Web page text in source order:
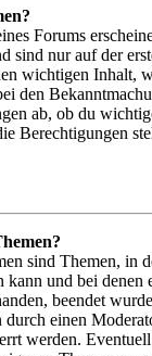
Forums
sind nur auf der
wichtigen Inhalt,
den
ab, ob du
Berechtigungen
sind Themen, in
kann und bei denen
beendet
durch einen
werden.